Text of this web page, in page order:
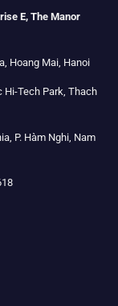
E, The Manor
Hoang Mai, Hanoi
Hi-Tech Park, Thach
P. Hàm Nghi, Nam